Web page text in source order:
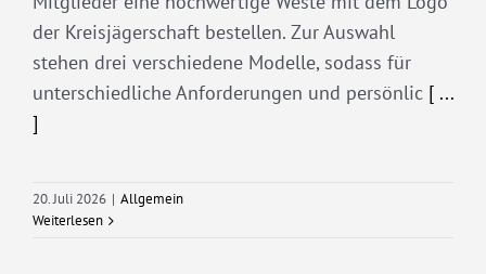
der Kreisjägerschaft bestellen. Zur Auswahl
stehen drei verschiedene Modelle, sodass für
unterschiedliche Anforderungen und persönlic [ ...
]
20. Juli 2026 | Allgemein
Weiterlesen